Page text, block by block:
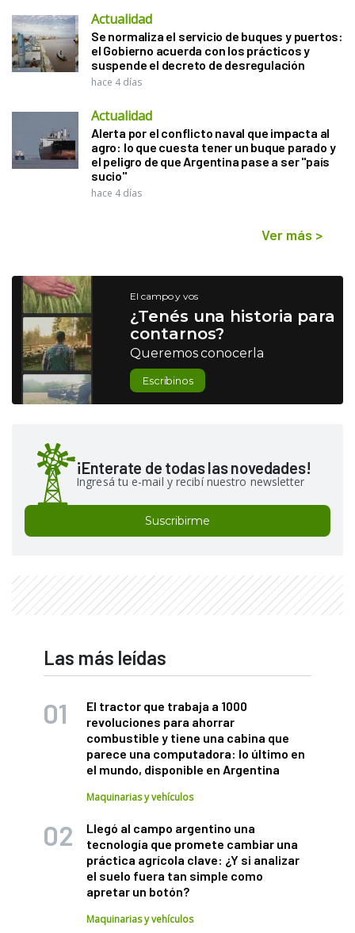
Actualidad
Se normaliza el servicio de buques y puertos:
el Gobierno acuerda con los prácticos y
suspende el decreto de desregulación
hace 4 días
Actualidad
Alerta por el conflicto naval que impacta al
agro: lo que cuesta tener un buque parado y
el peligro de que Argentina pase a ser "país
sucio"
hace 4 días
Ver más >
El campo y vos
¿Tenés una historia para
contarnos?
Queremos conocerla
Escribinos
¡Enterate de todas las novedades!
Ingresá tu e-mail y recibí nuestro newsletter
Suscribirme
Las más leídas
El tractor que trabaja a 1000
revoluciones para ahorrar
combustible y tiene una cabina que
parece una computadora: lo último en
el mundo, disponible en Argentina
Maquinarias y vehículos
Llegó al campo argentino una
tecnología que promete cambiar una
práctica agrícola clave: ¿Y si analizar
el suelo fuera tan simple como
apretar un botón?
Maquinarias y vehículos